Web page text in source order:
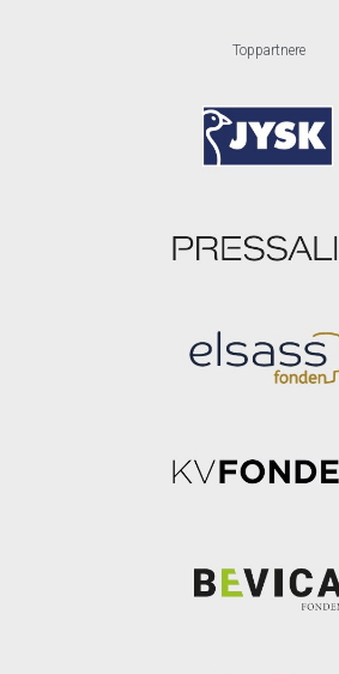
Toppartnere